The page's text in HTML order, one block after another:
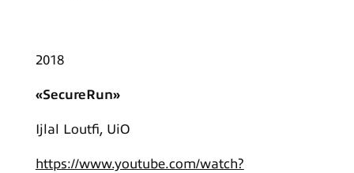
2018
«SecureRun»
Ijlal Loutfi, UiO
https://www.youtube.com/watch?